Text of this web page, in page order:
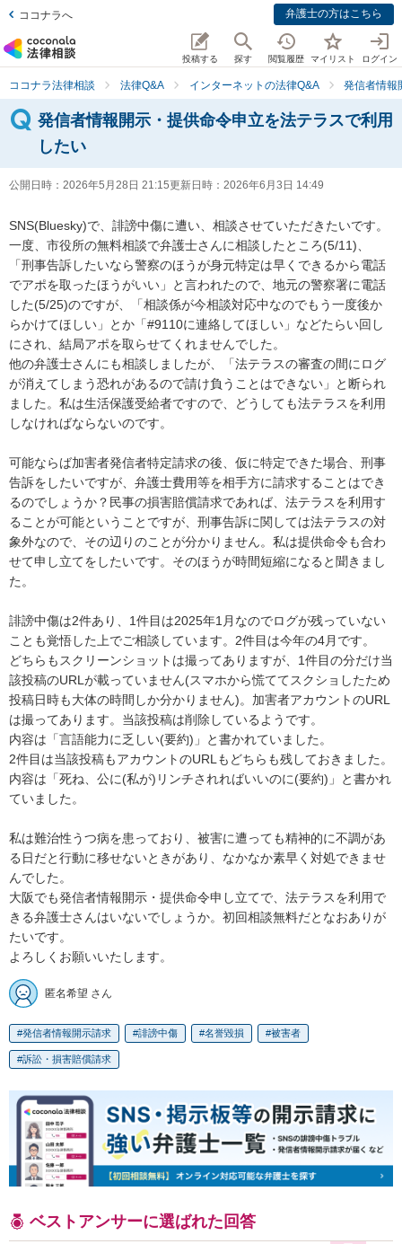
ココナラへ 弁護士の方はこちら
投稿する 探す 閲覧履歴 マイリスト ログイン
ココナラ法律相談 法律Q&A インターネットの法律Q&A 発信者情報
発信者情報開示・提供命令申立を法テラスで利用
したい
公開日時： 2026年5月28日 21:15更新日時： 2026年6月3日 14:49
SNS(Bluesky)で、誹謗中傷に遭い、相談させていただきたいです。
一度、市役所の無料相談で弁護士さんに相談したところ(5/11)、
「刑事告訴したいなら警察のほうが身元特定は早くできるから電話
でアポを取ったほうがいい」と言われたので、地元の警察署に電話
した(5/25)のですが、「相談係が今相談対応中なのでもう一度後か
らかけてほしい」とか「#9110に連絡してほしい」などたらい回し
にされ、結局アポを取らせてくれませんでした。
他の弁護士さんにも相談しましたが、「法テラスの審査の間にログ
が消えてしまう恐れがあるので請け負うことはできない」と断られ
ました。私は生活保護受給者ですので、どうしても法テラスを利用
しなければならないのです。
可能ならば加害者発信者特定請求の後、仮に特定できた場合、刑事
告訴をしたいですが、弁護士費用等を相手方に請求することはでき
るのでしょうか？民事の損害賠償請求であれば、法テラスを利用す
ることが可能ということですが、刑事告訴に関しては法テラスの対
象外なので、その辺りのことが分かりません。私は提供命令も合わ
せて申し立てをしたいです。そのほうが時間短縮になると聞きまし
た。
誹謗中傷は2件あり、1件目は2025年1月なのでログが残っていない
ことも覚悟した上でご相談しています。2件目は今年の4月です。
どちらもスクリーンショットは撮ってありますが、1件目の分だけ当
該投稿のURLが載っていません(スマホから慌ててスクショしたため
投稿日時も大体の時間しか分かりません)。加害者アカウントのURL
は撮ってあります。当該投稿は削除しているようです。
内容は「言語能力に乏しい(要約)」と書かれていました。
2件目は当該投稿もアカウントのURLもどちらも残しておきました。
内容は「死ね、公に(私が)リンチされればいいのに(要約)」と書かれ
ていました。
私は難治性うつ病を患っており、被害に遭っても精神的に不調があ
る日だと行動に移せないときがあり、なかなか素早く対処できませ
んでした。
大阪でも発信者情報開示・提供命令申し立てで、法テラスを利用で
きる弁護士さんはいないでしょうか。初回相談無料だとなおありが
たいです。
よろしくお願いいたします。
匿名希望 さん
発信者情報開示請求 誹謗中傷 名誉毀損 被害者
訴訟・損害賠償請求
ベストアンサーに選ばれた回答